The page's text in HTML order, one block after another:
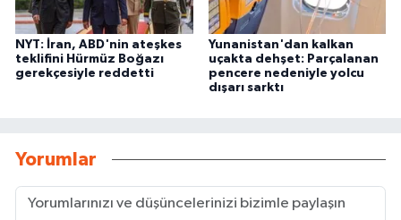
NYT: İran, ABD'nin ateşkes
teklifini Hürmüz Boğazı
gerekçesiyle reddetti
Yunanistan'dan kalkan
uçakta dehşet: Parçalanan
pencere nedeniyle yolcu
dışarı sarktı
Yorumlar